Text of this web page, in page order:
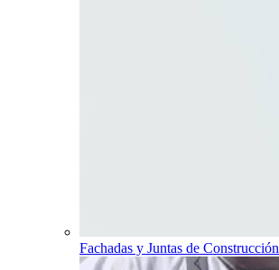
Fachadas y Juntas de Construcción